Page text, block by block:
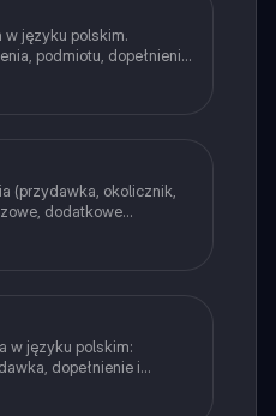
w języku polskim.
podmiotu, dopełnienia
Dowiedz się o
i analizie zdań.
(przydawka, okolicznik,
dodatkowe
w języku polskim:
dopełnienie i
szczegółowe definicje
w analizie zdań.